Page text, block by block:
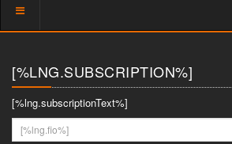
Показать
[%LNG.SUBSCRIPTION%]
[%lng.subscriptionText%]
[%lng.fio%]